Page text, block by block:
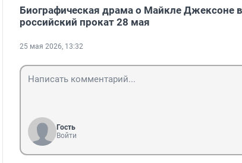
Биографическая драма о Майкле Джексоне
российский прокат 28 мая
25 мая 2026, 13:32
Гость
Войти